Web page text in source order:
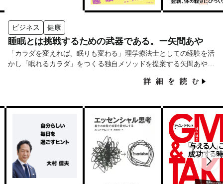
ビジネス 健康
睡眠とは挑戦するための武器である。ー矢間あや
「カラダを変えれば、眠りも変わる」理学療法士としての経験を活
かし「眠れるカラダ」をつくる独自メソッドを提案する矢間あやさ